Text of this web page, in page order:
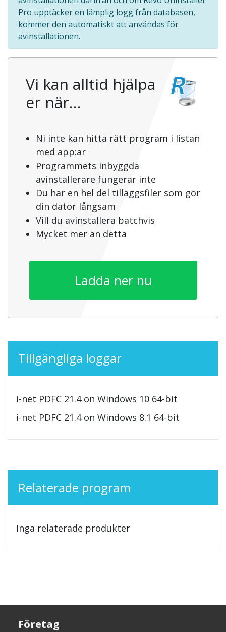
Pro upptäcker en lämplig logg från databasen,
kommer den automatiskt att användas för
avinstallationen.
Vi kan alltid hjälpa
er när…
Ni inte kan hitta rätt program i listan
med app:ar
Programmets inbyggda
avinstallerare fungerar inte
Du har en hel del tilläggsfiler som gör
din dator långsam
Vill du avinstallera batchvis
Mycket mer än detta
Ladda ner nu
Tillgängliga loggar
i-net PDFC 21.4 on Windows 10 64-bit
i-net PDFC 21.4 on Windows 8.1 64-bit
Relaterade program
Inga relaterade produkter
Företag